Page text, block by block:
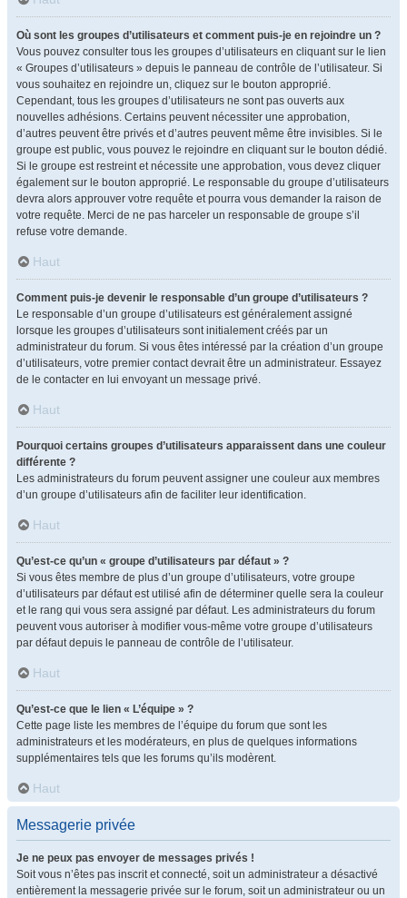
Où sont les groupes d’utilisateurs et comment puis-je en rejoindre un ?
Vous pouvez consulter tous les groupes d’utilisateurs en cliquant sur le lien
« Groupes d’utilisateurs » depuis le panneau de contrôle de l’utilisateur. Si
vous souhaitez en rejoindre un, cliquez sur le bouton approprié.
Cependant, tous les groupes d’utilisateurs ne sont pas ouverts aux
nouvelles adhésions. Certains peuvent nécessiter une approbation,
d’autres peuvent être privés et d’autres peuvent même être invisibles. Si le
groupe est public, vous pouvez le rejoindre en cliquant sur le bouton dédié.
Si le groupe est restreint et nécessite une approbation, vous devez cliquer
également sur le bouton approprié. Le responsable du groupe d’utilisateurs
devra alors approuver votre requête et pourra vous demander la raison de
votre requête. Merci de ne pas harceler un responsable de groupe s’il
refuse votre demande.
Haut
Comment puis-je devenir le responsable d’un groupe d’utilisateurs ?
Le responsable d’un groupe d’utilisateurs est généralement assigné
lorsque les groupes d’utilisateurs sont initialement créés par un
administrateur du forum. Si vous êtes intéressé par la création d’un groupe
d’utilisateurs, votre premier contact devrait être un administrateur. Essayez
de le contacter en lui envoyant un message privé.
Haut
Pourquoi certains groupes d’utilisateurs apparaissent dans une couleur
différente ?
Les administrateurs du forum peuvent assigner une couleur aux membres
d’un groupe d’utilisateurs afin de faciliter leur identification.
Haut
Qu’est-ce qu’un « groupe d’utilisateurs par défaut » ?
Si vous êtes membre de plus d’un groupe d’utilisateurs, votre groupe
d’utilisateurs par défaut est utilisé afin de déterminer quelle sera la couleur
et le rang qui vous sera assigné par défaut. Les administrateurs du forum
peuvent vous autoriser à modifier vous-même votre groupe d’utilisateurs
par défaut depuis le panneau de contrôle de l’utilisateur.
Haut
Qu’est-ce que le lien « L’équipe » ?
Cette page liste les membres de l’équipe du forum que sont les
administrateurs et les modérateurs, en plus de quelques informations
supplémentaires tels que les forums qu’ils modèrent.
Haut
Messagerie privée
Je ne peux pas envoyer de messages privés !
Soit vous n’êtes pas inscrit et connecté, soit un administrateur a désactivé
entièrement la messagerie privée sur le forum, soit un administrateur ou un